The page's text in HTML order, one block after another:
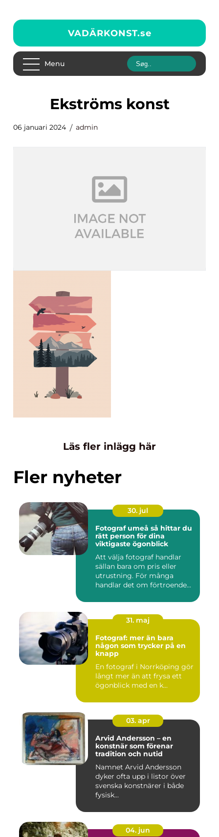
VADÄRKONST.se
Menu
ekströms konst
06 januari 2024 admin
Läs fler inlägg här
Fler nyheter
30. jul
Fotograf umeå så hittar du
rätt person för dina
viktigaste ögonblick
Att välja fotograf handlar
sällan bara om pris eller
utrustning. För många
handlar det om förtroende...
31. maj
Fotograf: mer än bara
någon som trycker på en
knapp
En fotograf i Norrköping gör
långt mer än att frysa ett
ögonblick med en k...
03. apr
Arvid Andersson – en
konstnär som förenar
tradition och nutid
Namnet Arvid Andersson
dyker ofta upp i listor över
svenska konstnärer i både
fysisk...
04. jun